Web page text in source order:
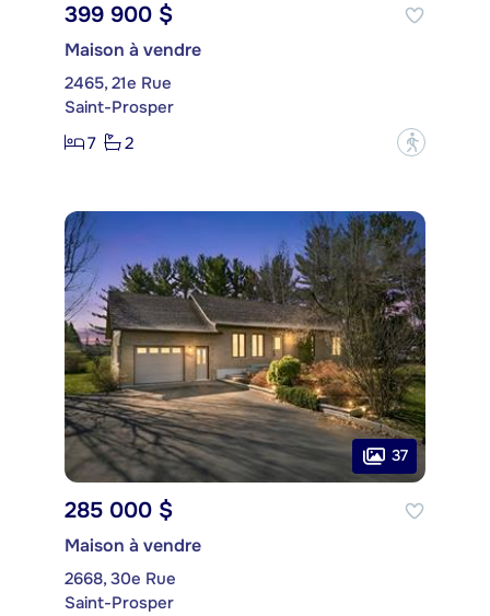
399 900 $
Maison à vendre
2465, 21e Rue
Saint-Prosper
7
2 ?
37
285 000 $
Maison à vendre
2668, 30e Rue
Saint-Prosper